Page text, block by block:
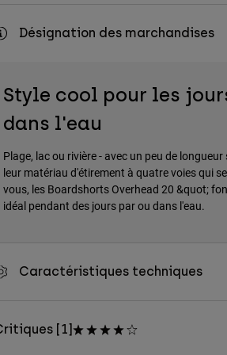
Désignation des marchandises
Style cool pour les
dans l'eau
Plage, lac ou rivière - avec un peu de
leur matériau d'étirement à quatre voies qui
vous, les Boardshorts Overhead 20 &quot;
idéal pendant des jours par ou dans l'eau.
Caractéristiques techniques
[1]